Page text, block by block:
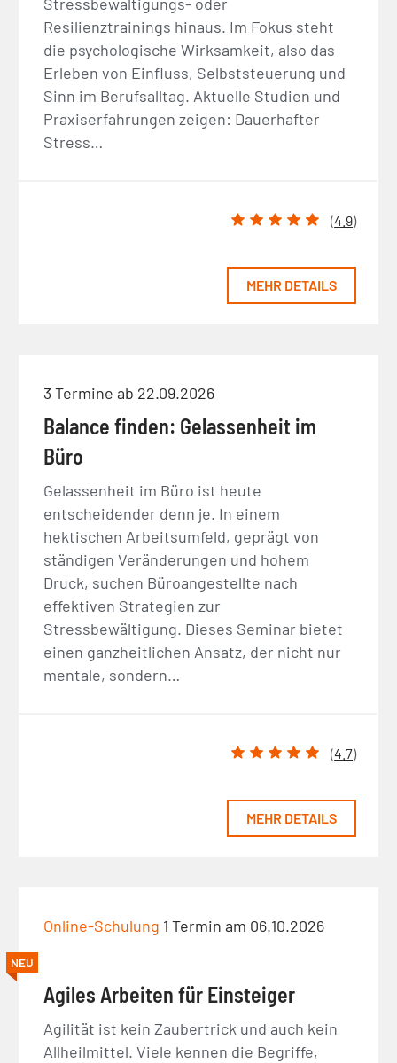
Resilienztrainings hinaus. Im Fokus steht
die psychologische Wirksamkeit, also das
Erleben von Einfluss, Selbststeuerung und
Sinn im Berufsalltag. Aktuelle Studien und
Praxiserfahrungen zeigen: Dauerhafter
Stress…
(4.9)
MEHR DETAILS
3 Termine ab 22.09.2026
Balance finden: Gelassenheit im
Büro
Gelassenheit im Büro ist heute
entscheidender denn je. In einem
hektischen Arbeitsumfeld, geprägt von
ständigen Veränderungen und hohem
Druck, suchen Büroangestellte nach
effektiven Strategien zur
Stressbewältigung. Dieses Seminar bietet
einen ganzheitlichen Ansatz, der nicht nur
mentale, sondern…
(4.7)
MEHR DETAILS
Online-Schulung 1 Termin am 06.10.2026
NEU
Agiles Arbeiten für Einsteiger
Agilität ist kein Zaubertrick und auch kein
Allheilmittel. Viele kennen die Begriffe,